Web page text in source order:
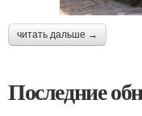
читать дальше →
Последние